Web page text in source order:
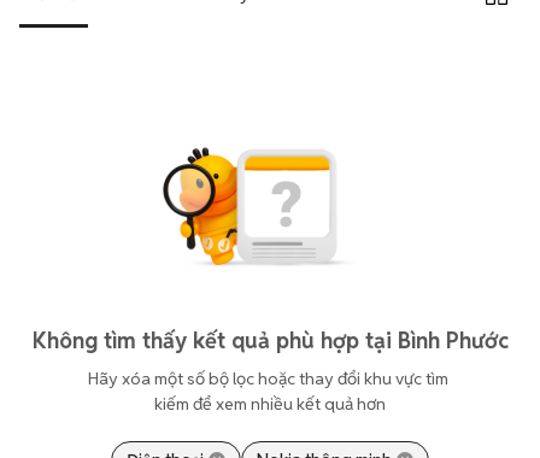
Không tìm thấy kết quả phù hợp tại Bình Phước
Hãy xóa một số bộ lọc hoặc thay đổi khu vực tìm
kiếm để xem nhiều kết quả hơn